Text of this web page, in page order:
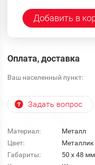
Добавить в
Оплата, доставка
Ваш населенный пункт:
Задать вопрос
Материал:
Металл
Цвет:
Металлик
Габариты:
50 х 48 мм